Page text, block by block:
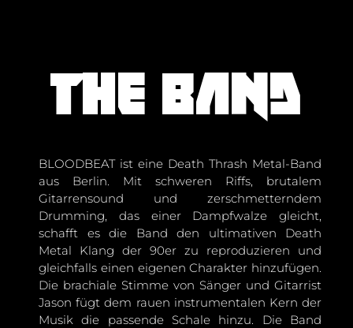
The band
BLOODBEAT ist eine Death Thrash Metal-Band
aus Berlin. Mit schweren Riffs, brutalem
Gitarrensound und zerschmetterndem
Drumming, das einer Dampfwalze gleicht,
schafft es die Band den ultimativen Death
Metal Klang der 90er zu reproduzieren und
gleichfalls einen eigenen Charakter hinzufügen.
Die brachiale Stimme von Sänger und Gitarrist
Jason fügt dem rauen instrumentalen Kern der
Musik die passende Schale hinzu. Die Band